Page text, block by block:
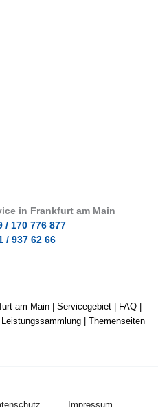
in Frankfurt am Main
/ 170 776 877
/ 937 62 66
am Main Servicegebiet FAQ
Leistungssammlung Themenseiten
Impressum